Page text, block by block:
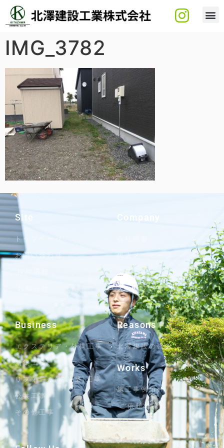
IMG_3782
Site
トップページ
お問い合わせ
Company
代表メッセージ
沿革
スタッフブログ
Business
エクステリア・外構工事
新築工事
リフォーム(増改築)工事
公共工事
その他工事
Reasons
北澤建設の強み
Works
施工事例紹介
ご依頼の流れ